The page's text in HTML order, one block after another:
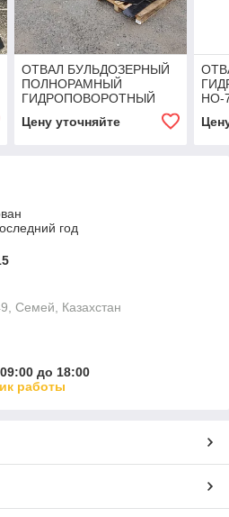
ОТВАЛ БУЛЬДОЗЕРНЫЙ
ПОЛНОРАМНЫЙ
ГИДРОПОВОРОТНЫЙ
Цену уточняйте
НО-
год
Семей, Казахстан
до 18:00
работы